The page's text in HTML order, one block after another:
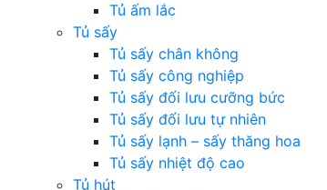
Tủ ấm lắc
Tủ sấy
Tủ sấy chân không
Tủ sấy công nghiệp
Tủ sấy đối lưu cưỡng bức
Tủ sấy đối lưu tự nhiên
Tủ sấy lạnh – sấy thăng hoa
Tủ sấy nhiệt độ cao
Tủ hút